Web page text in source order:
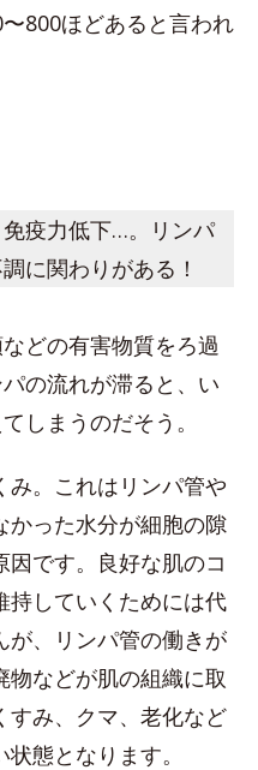
800ほどあると言われ
疫力低下…。リンパ
に関わりがある！
どの有害物質をろ過
の流れが滞ると、い
しまうのだそう。
み。これはリンパ管や
かった水分が細胞の隙
因です。良好な肌のコ
持していくためには代
が、リンパ管の働きが
物などが肌の組織に取
すみ、クマ、老化など
態となります。